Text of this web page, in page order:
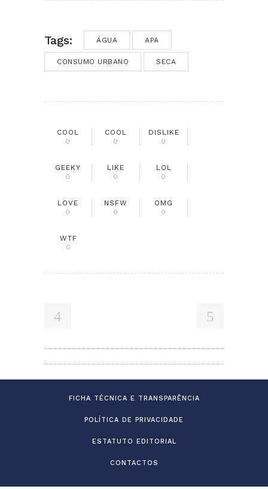
Tags: ÁGUA APA
CONSUMO URBANO SECA
COOL
0
COOL
0
DISLIKE
0
GEEKY
0
LIKE
0
LOL
0
LOVE
0
NSFW
0
OMG
0
WTF
0
FICHA TÉCNICA E TRANSPARÊNCIA
POLÍTICA DE PRIVACIDADE
ESTATUTO EDITORIAL
CONTACTOS